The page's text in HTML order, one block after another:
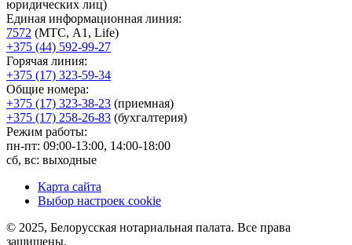
юридических лиц)
Единая информационная линия:
7572 (МТС, A1, Life)
+375 (44) 592-99-27
Горячая линия:
+375 (17) 323-59-34
Общие номера:
+375 (17) 323-38-23 (приемная)
+375 (17) 258-26-83 (бухгалтерия)
Режим работы:
пн-пт: 09:00-13:00, 14:00-18:00
сб, вс: выходные
Карта сайта
Выбор настроек cookie
© 2025, Белорусская нотариальная палата. Все права
защищены.